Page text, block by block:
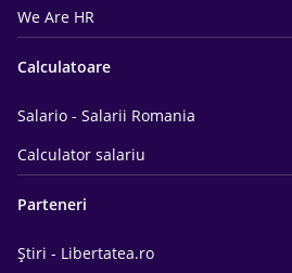
We Are HR
Calculatoare
Salario - Salarii Romania
Calculator salariu
Parteneri
Știri - Libertatea.ro